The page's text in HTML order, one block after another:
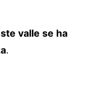
valle se ha
.